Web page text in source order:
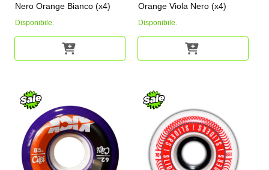
Nero Orange Bianco (x4)
Disponibile.
Orange Viola Nero (x4)
Disponibile.